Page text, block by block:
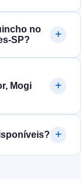
no
Mogi